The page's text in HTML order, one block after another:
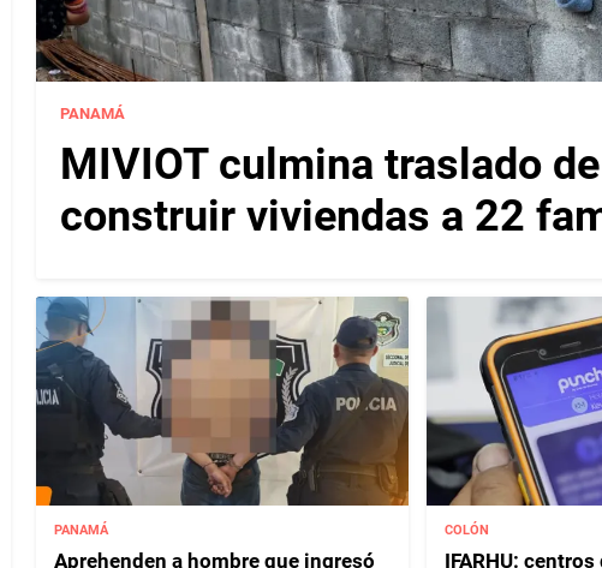
PANAMÁ
MIVIOT culmina traslado
construir viviendas a 22
PANAMÁ
Aprehenden a hombre que ingresó
COLÓN
IFARHU: